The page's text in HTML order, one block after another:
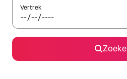
Vertrek